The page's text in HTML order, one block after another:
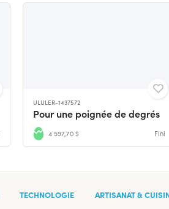
ULULER-1437572
Pour une poignée de degrés
4 597,70 $ Fini
TECHNOLOGIE ARTISANAT & CUISINE